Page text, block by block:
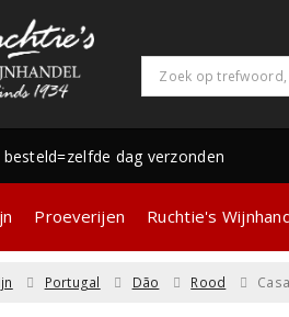
dag verzonden
Proeverijen Ruchtie's
Portugal Dão Rood